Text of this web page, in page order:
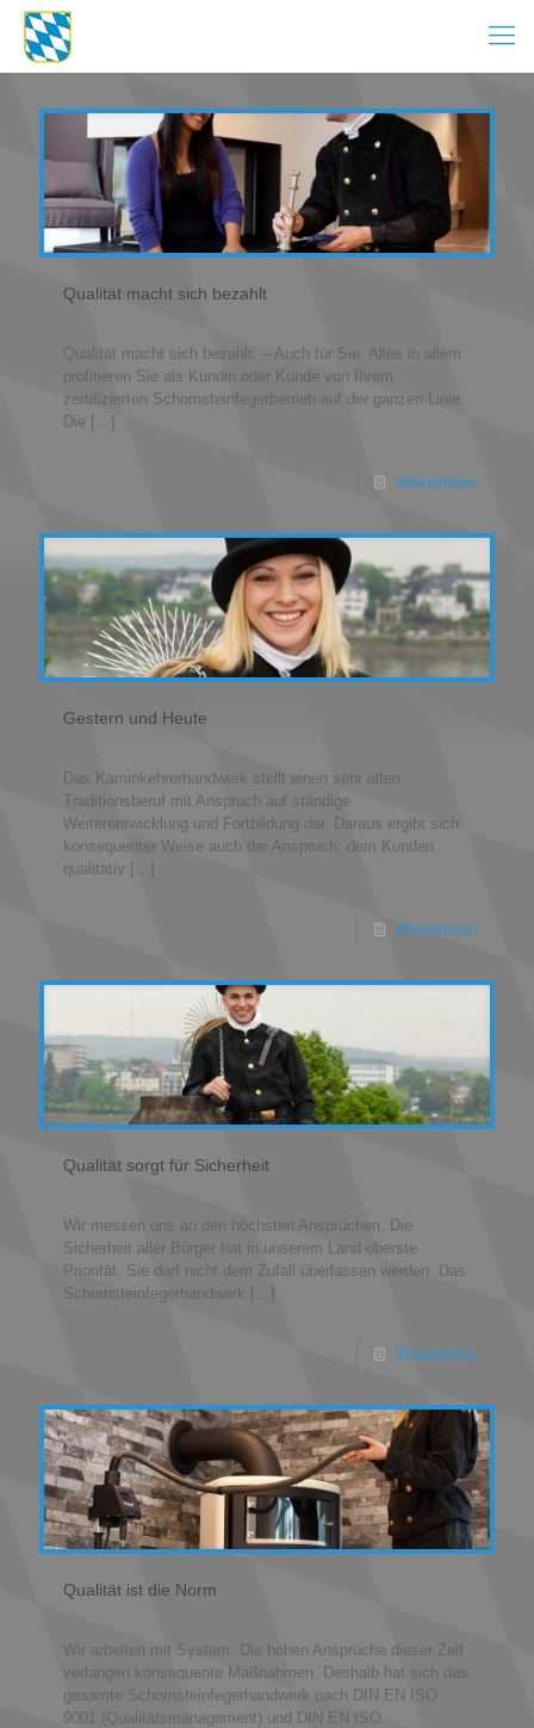
Qualität macht sich bezahlt
Qualität macht sich bezahlt. – Auch für Sie. Alles in allem
profitieren Sie als Kundin oder Kunde von Ihrem
zertifizierten Schornsteinfegerbetrieb auf der ganzen Linie.
Die […]
Weiterlesen
Gestern und Heute
Das Kaminkehrerhandwerk stellt einen sehr alten
Traditionsberuf mit Anspruch auf ständige
Weiterentwicklung und Fortbildung dar. Daraus ergibt sich
konsequenter Weise auch der Anspruch, dem Kunden
qualitativ […]
Weiterlesen
Qualität sorgt für Sicherheit
Wir messen uns an den höchsten Ansprüchen. Die
Sicherheit aller Bürger hat in unserem Land oberste
Priorität. Sie darf nicht dem Zufall überlassen werden. Das
Schornsteinfegerhandwerk […]
Weiterlesen
Qualität ist die Norm
Wir arbeiten mit System. Die hohen Ansprüche dieser Zeit
verlangen konsequente Maßnahmen. Deshalb hat sich das
gesamte Schornsteinfegerhandwerk nach DIN EN ISO
9001 (Qualitätsmanagement) und DIN EN ISO